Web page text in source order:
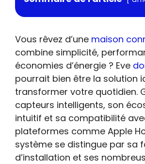
Vous rêvez d’une maison
combine simplicité,
économies d’énergie ? Eve
pourrait bien être la solution
transformer votre quotidien.
capteurs intelligents, son
intuitif et sa compatibilité
plateformes comme Apple
système se distingue par sa
d’installation et ses